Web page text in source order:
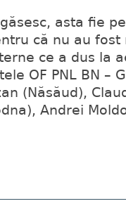
asta fie
că nu au
ce a dus la
OF PNL BN –
(Năsăud),
Andrei